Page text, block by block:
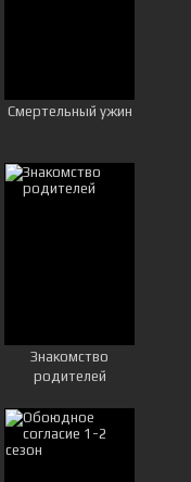
Смертельный ужин
Знакомство
родителей